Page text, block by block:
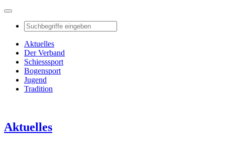
Aktuelles
Der Verband
Schiesssport
Bogensport
Jugend
Tradition
Aktuelles